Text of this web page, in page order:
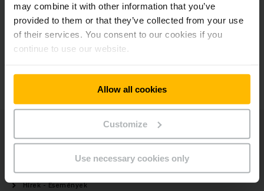
may combine it with other information that you’ve
provided to them or that they’ve collected from your use
of their services. You consent to our cookies if you
continue to use our website.
Allow all cookies
Customize
Use necessary cookies only
Kérdése van?
VEGYE FEL VELÜNK A KAPCSOLATOT
Hírek - Események